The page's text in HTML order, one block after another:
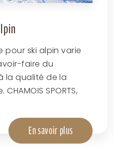
pour ski alpin varie
faire du
la qualité de la
SPORTS,
En savoir plus